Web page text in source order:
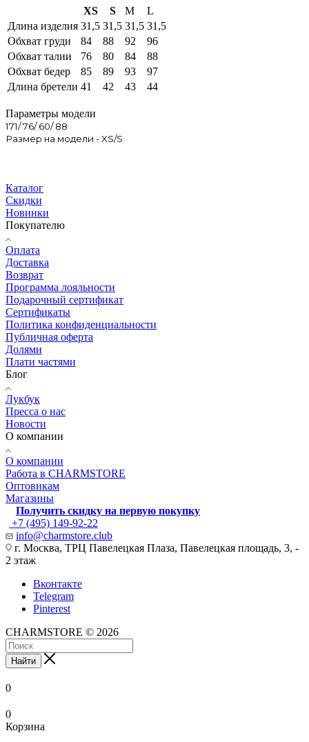
XS S M
L
Длина изделия 31,5 31,5 31,5 31,5
Обхват груди
84 88 92
96
Обхват талии
76 80 84
88
Обхват бедер
85 89 93
97
Длина бретели 41 42 43 44
Параметры модели
171/ 76/ 60/ 88
Размер на модели - XS/S
Каталог
Скидки
Новинки
Покупателю
Оплата
Доставка
Возврат
Программа лояльности
Подарочный сертификат
Сертификаты
Политика конфиденциальности
Публичная оферта
Долями
Плати частями
Блог
Лукбук
Пресса о нас
Новости
О компании
О компании
Работа в CHARMSTORE
Оптовикам
Магазины
Получить скидку на первую покупку
+7 (495) 149-92-22
info@charmstore.club
г. Москва, ТРЦ Павелецкая Плаза, Павелецкая площадь, 3, -
2 этаж
Вконтакте
Telegram
Pinterest
CHARMSTORE © 2026
Найти
0
0
Корзина